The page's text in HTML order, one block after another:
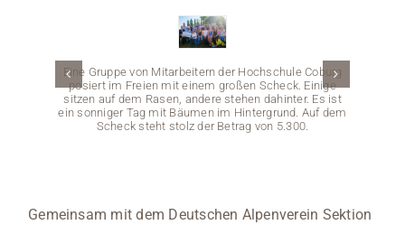
Stellenangebote
Eine Gruppe von Mitarbeitern der Hochschule Coburg
posiert im Freien mit einem großen Scheck. Einige
sitzen auf dem Rasen, andere stehen dahinter. Es ist
ein sonniger Tag mit Bäumen im Hintergrund. Auf dem
Scheck steht stolz der Betrag von 5.300.
Gemeinsam mit dem Deutschen Alpenverein Sektion